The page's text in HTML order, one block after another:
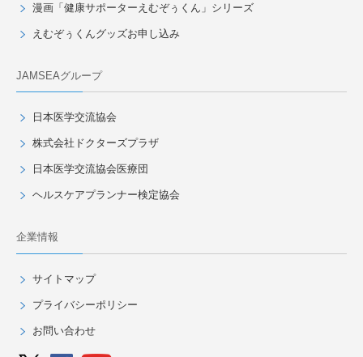
漫画「健康サポーターえむぞぅくん」シリーズ
えむぞぅくんグッズお申し込み
JAMSEAグループ
日本医学交流協会
株式会社ドクターズプラザ
日本医学交流協会医療団
ヘルスケアプランナー検定協会
企業情報
サイトマップ
プライバシーポリシー
お問い合わせ